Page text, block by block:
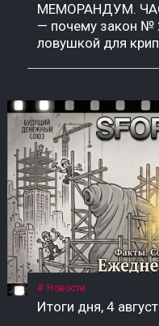
МЕМОРАНДУМ.
— почему закон №
ловушкой для
Новости
Итоги дня, 4